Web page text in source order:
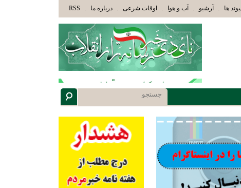
اللَّهُ وَأُوْلَئِكَ هُمْ أُوْلُوا الْأَلْبَابِ» عاقلان هدایت یافته،حرفها را میشنوند و سپسها . آرشیو . آب و هوا . اوقات شرعی . درباره ما .
RSS